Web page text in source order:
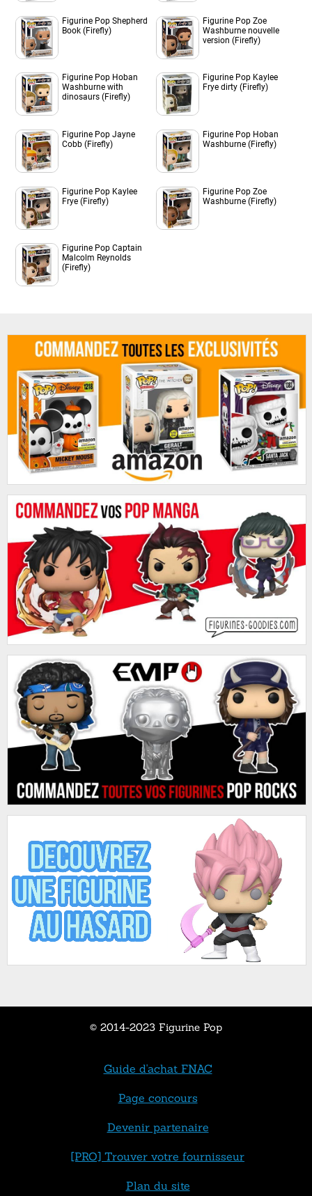
Figurine Pop Shepherd
Book (Firefly)
Figurine Pop Zoe
Washburne nouvelle
version (Firefly)
Figurine Pop Hoban
Washburne with
dinosaurs (Firefly)
Figurine Pop Kaylee
Frye dirty (Firefly)
Figurine Pop Jayne
Cobb (Firefly)
Figurine Pop Hoban
Washburne (Firefly)
Figurine Pop Kaylee
Frye (Firefly)
Figurine Pop Zoe
Washburne (Firefly)
Figurine Pop Captain
Malcolm Reynolds
(Firefly)
© 2014-2023 Figurine Pop
Guide d'achat FNAC
Page concours
Devenir partenaire
[PRO] Trouver votre fournisseur
Plan du site